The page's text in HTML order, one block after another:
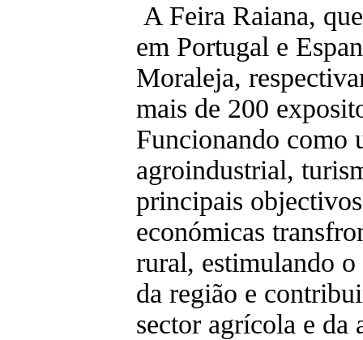
A Feira Raiana,
em Portugal e
Moraleja,
mais de 200
Funcionando como
agroindustrial,
principais
económicas
rural, estimulando
da região e
sector agrícola e da